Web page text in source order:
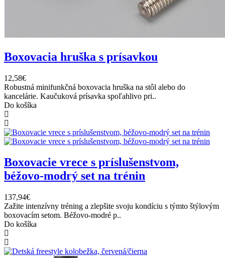
Boxovacia hruška s prísavkou
12,58€
Robustná minifunkčná boxovacia hruška na stôl alebo do
kancelárie. Kaučuková prísavka spoľahlivo pri..
Do košíka
Boxovacie vrece s príslušenstvom,
béžovo-modrý set na trénin
137,94€
Zažite intenzívny tréning a zlepšite svoju kondíciu s týmto štýlovým
boxovacím setom. Béžovo-modré p..
Do košíka